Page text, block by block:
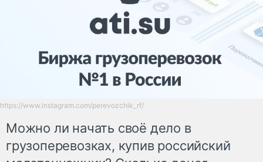
https://www.instagram.com/perevozchik_rf/
Можно ли начать своё дело в
грузоперевозках, купив российский